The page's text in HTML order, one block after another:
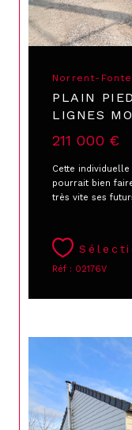
Norrent-
PLAIN
LIGNES
211 000 €
Cette
pourrait bien
très vite ses
Réf : 02176V